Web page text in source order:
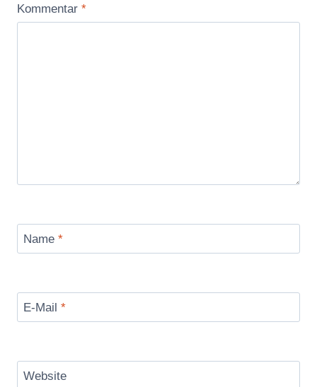
Kommentar *
Name *
E-Mail *
Website